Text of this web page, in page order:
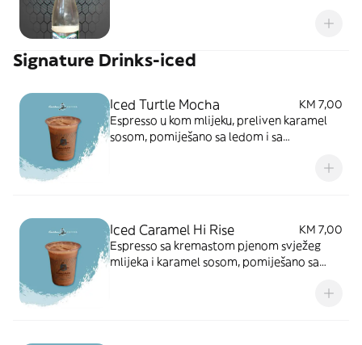
Signature Drinks-iced
Iced Turtle Mocha
KM 7,00
Espresso u kom mlijeku, preliven karamel
sosom, pomiješano sa ledom i sa
Iced Caramel Hi Rise
KM 7,00
Espresso sa kremastom pjenom svježeg
mlijeka i karamel sosom, pomiješano sa